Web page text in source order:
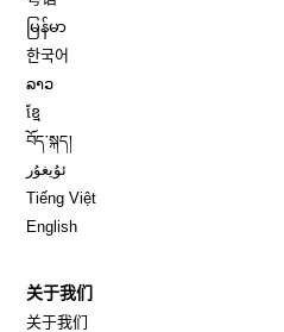
မြန်မာ
한국어
ລາວ
ខ្មែ
བོད་སྐད།
ئۇيغۇر
Tiếng Việt
English
关于我们
关于我们